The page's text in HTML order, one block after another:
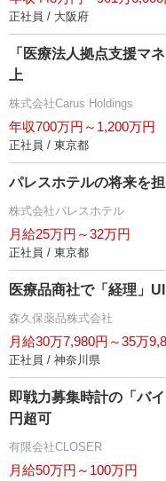
正社員 / 大阪府
「医療法人拠点支援マ
上
株式会社Carus Holdings
年収700万円～1,200万円
正社員 / 東京都
パレスホテルの将来を
株式会社パレスホテル
月給25万円～32万円
正社員 / 東京都
医療品商社で「経理」
森久保薬品株式会社
月給30万7,980円～35万
正社員 / 神奈川県
即戦力募集時計の「バ
円超可
有限会社CLOSER
月給50万円～100万円